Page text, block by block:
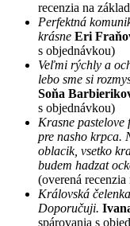
recenzia na
Perfektná
krásne Eri
s objednávkou)
Veľmi rýchly a
lebo sme si
Soňa
s objednávkou)
Krasne pastelove
pre nasho krpca.
oblacik, vsetko
budem hadzat
(overená
Královská
Doporučuji.
spárovania s